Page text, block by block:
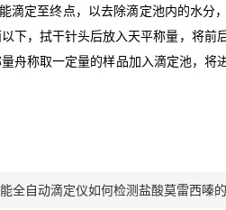
滴定至终点，以去除滴定池内的水分
下，拭干针头后放入天平称量，将前
舟称取一定量的样品加入滴定池，将
全自动滴定仪如何检测盐酸莫雷西嗪的